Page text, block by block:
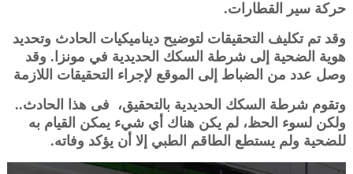
حركة سير القطارات.
وقد تم تكليف التحقيقات لتوضيح ديناميكيات الحادث وتحديد
هوية الضحية إلى شرطة السكك الحديدية في مونزا. وقد
وصل عدد من الضباط إلى الموقع لإجراء التحقيقات اللازمة
وتقوم شرطة السكك الحديدية بالتحقيق، فى هذا الحادث..
ولكن لسوء الحظ، لم يكن هناك أي شيء يمكن القيام به
للضحية ولم يستطع الطاقم الطبي إلا أن يؤكد وفاته.